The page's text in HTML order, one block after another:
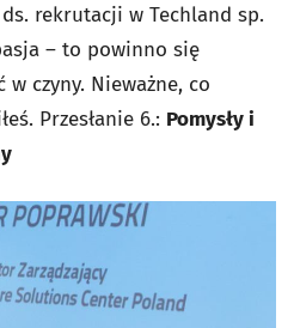
rekrutacji w Techland sp.
– to powinno się
czyny. Nieważne, co
Przesłanie 6.: Pomysły i